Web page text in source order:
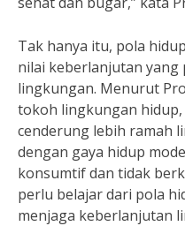
Tak hanya itu, pola
nilai keberlanjutan
lingkungan. Menurut
tokoh lingkungan
cenderung lebih ramah
dengan gaya hidup
konsumtif dan tidak
perlu belajar dari pola
menjaga keberlanjutan